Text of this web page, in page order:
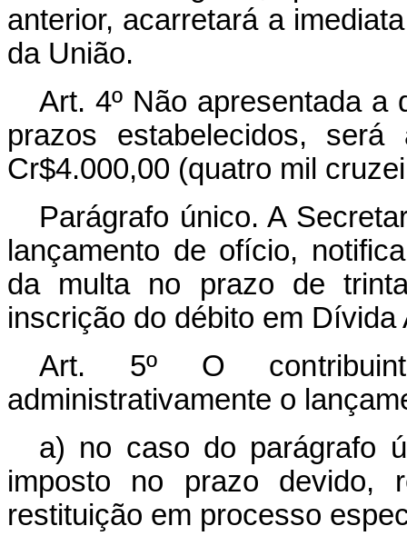
anterior, acarretará a
da União.
Art. 4º Não apresentada a
prazos estabelecidos,
Cr$4.000,00 (quatro mil
Parágrafo único. A
lançamento de ofício,
da multa no prazo de
inscrição do débito em Dívida
Art. 5º O
administrativamente o
a) no caso do parágrafo
imposto no prazo devido,
restituição em processo